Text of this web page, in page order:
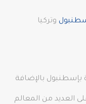
وتركيا
بإسطنبول بالإضافة
العديد من المعالم